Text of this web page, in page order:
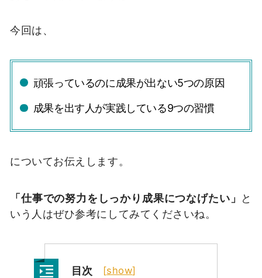
今回は、
頑張っているのに成果が出ない5つの原因
成果を出す人が実践している9つの習慣
についてお伝えします。
「仕事での努力をしっかり成果につなげたい」 と
いう人はぜひ参考にしてみてくださいね。
目次 [show]